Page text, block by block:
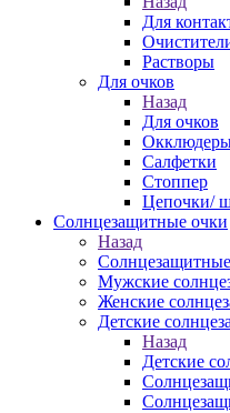
Для
Растворы
Для очков
Назад
Для очков
Салфетки
Стоппер
Цепочки/
Солнцезащитные очки
Назад
Мужские
Женские
Детские
Назад
Детские